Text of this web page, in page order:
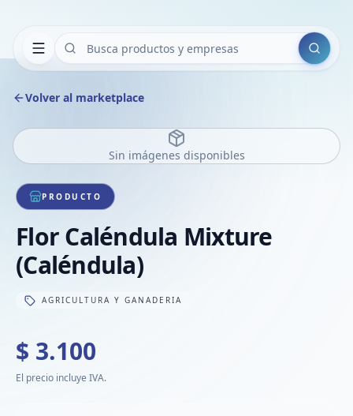
Buscar
Volver al marketplace
Sin imágenes disponibles
PRODUCTO
Flor Caléndula Mixture
(Caléndula)
AGRICULTURA Y GANADERIA
$ 3.100
El precio incluye IVA.